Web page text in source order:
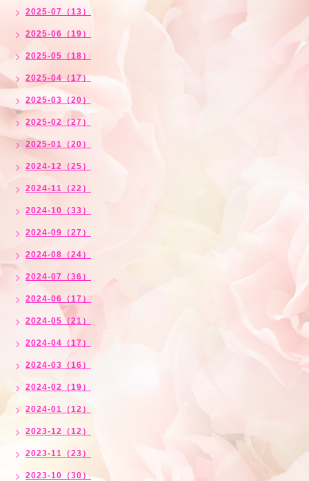
2025-07（13）
2025-06（19）
2025-05（18）
2025-04（17）
2025-03（20）
2025-02（27）
2025-01（20）
2024-12（25）
2024-11（22）
2024-10（33）
2024-09（27）
2024-08（24）
2024-07（36）
2024-06（17）
2024-05（21）
2024-04（17）
2024-03（16）
2024-02（19）
2024-01（12）
2023-12（12）
2023-11（23）
2023-10（30）